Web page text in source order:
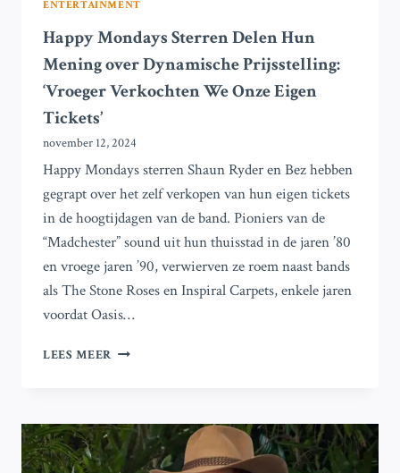
ENTERTAINMENT
Happy Mondays Sterren Delen Hun
Mening over Dynamische Prijsstelling:
‘Vroeger Verkochten We Onze Eigen
Tickets’
november 12, 2024
Happy Mondays sterren Shaun Ryder en Bez hebben
gegrapt over het zelf verkopen van hun eigen tickets
in de hoogtijdagen van de band. Pioniers van de
“Madchester” sound uit hun thuisstad in de jaren ’80
en vroege jaren ’90, verwierven ze roem naast bands
als The Stone Roses en Inspiral Carpets, enkele jaren
voordat Oasis…
LEES MEER HAPPY
HUN
MENING
OVER